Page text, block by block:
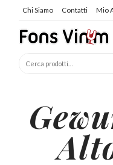
Chi Siamo Contatti Mio